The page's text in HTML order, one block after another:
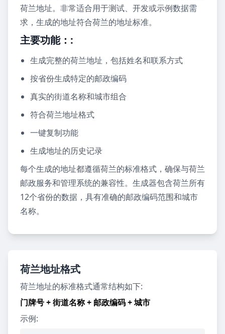
荷兰地址。非常适合用于测试、开发或示例数据需
求，生成的地址符合荷兰的地址标准。
主要功能： :
生成完整的荷兰地址，包括姓名和联系方式
按省份生成特定的邮政编码
真实的街道名称和城市组合
符合荷兰地址格式
一键复制功能
生成地址的历史记录
每个生成的地址都遵循荷兰的标准格式，确保与荷兰
邮政服务和管理系统的兼容性。生成器包含荷兰所有
12个省份的数据，具有准确的邮政编码范围和城市
名称。
荷兰地址格式
荷兰地址的标准格式通常结构如下:
门牌号 + 街道名称 + 邮政编码 + 城市
示例: